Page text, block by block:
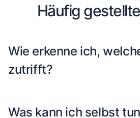
Häufig
Wie erkenne ich,
zutrifft?
Was kann ich selbst